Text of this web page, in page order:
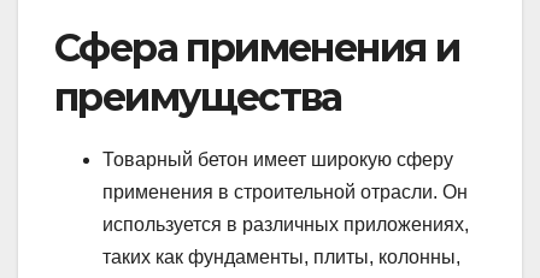
Сфера применения и
преимущества
Товарный бетон имеет широкую сферу
применения в строительной отрасли. Он
используется в различных приложениях,
таких как фундаменты, плиты, колонны,